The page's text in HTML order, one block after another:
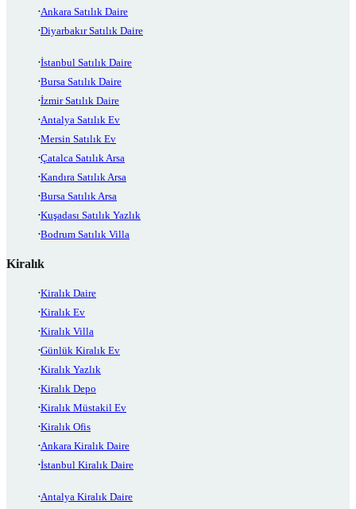
Ankara Satılık Daire
Diyarbakır Satılık Daire
İstanbul Satılık Daire
Bursa Satılık Daire
İzmir Satılık Daire
Antalya Satılık Ev
Mersin Satılık Ev
Çatalca Satılık Arsa
Kandıra Satılık Arsa
Bursa Satılık Arsa
Kuşadası Satılık Yazlık
Bodrum Satılık Villa
Kiralık
Kiralık Daire
Kiralık Ev
Kiralık Villa
Günlük Kiralık Ev
Kiralık Yazlık
Kiralık Depo
Kiralık Müstakil Ev
Kiralık Ofis
Ankara Kiralık Daire
İstanbul Kiralık Daire
Antalya Kiralık Daire